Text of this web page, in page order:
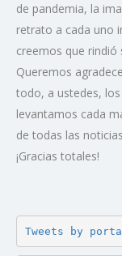
de pandemia, la
retrato a cada uno
creemos que rindió
Queremos
todo, a ustedes,
levantamos cada
de todas las
¡Gracias totales!
Tweets by